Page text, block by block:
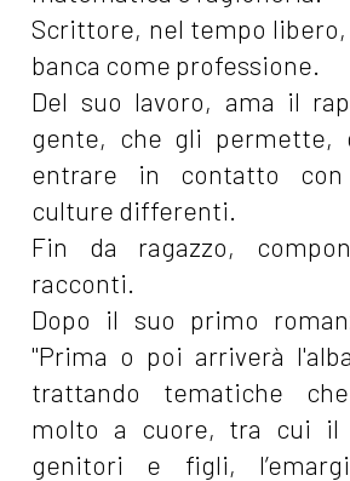
Scrittore, nel tempo
banca come professione.
Del suo lavoro, ama il
gente, che gli permette,
entrare in contatto
culture differenti.
Fin da ragazzo,
racconti.
Dopo il suo primo
"Prima o poi arriverà
trattando tematiche
molto a cuore, tra cui il
genitori e figli,